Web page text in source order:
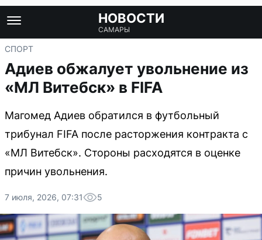
НОВОСТИ
САМАРЫ
СПОРТ
Адиев обжалует увольнение из
«МЛ Витебск» в FIFA
Магомед Адиев обратился в футбольный
трибунал FIFA после расторжения контракта с
«МЛ Витебск». Стороны расходятся в оценке
причин увольнения.
7 июля, 2026, 07:31 5